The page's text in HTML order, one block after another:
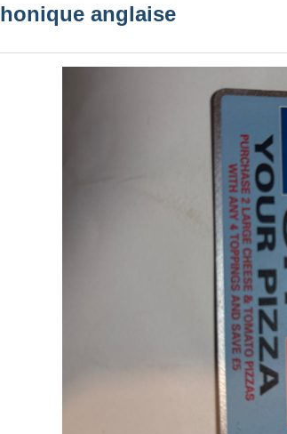
anglaise